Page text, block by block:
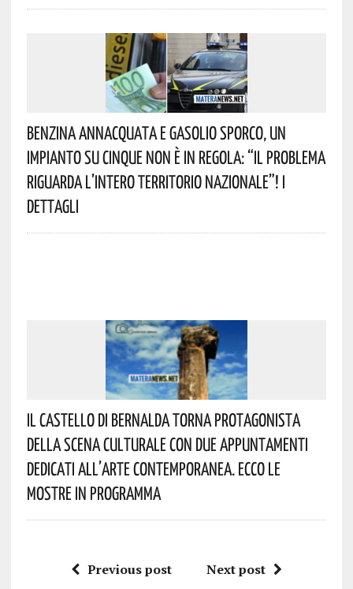
Benzina Annacquata E Gasolio Sporco, Un
Impianto Su Cinque Non È In Regola: “il Problema
Riguarda L’intero Territorio Nazionale”! I
Dettagli
Il Castello Di Bernalda Torna Protagonista
Della Scena Culturale Con Due Appuntamenti
Dedicati All’arte Contemporanea. Ecco Le
Mostre In Programma
Previous post Next post